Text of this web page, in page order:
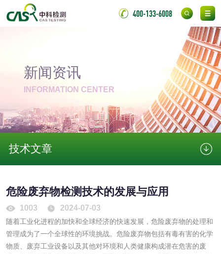
400-133-6008
新闻资讯
INFORMATION CENTER
技术文章
危险废弃物检测技术的发展与应用
1003 2024-07-03
随着工业化进程的加快和全球经济的快速发展，危险废弃物的处理和
管理成为了一个全球性的环境挑战。危险废弃物包括有毒有害的化学
物质、废弃工业设备以及其他对环境和人类健康构成潜在危害的废
金属材料检测 喷嘴检测
气弹簧检测
脱硫石膏检测 镀膜抗菌玻璃检测
消毒产品
成分分析配方研发 驱蚊检测